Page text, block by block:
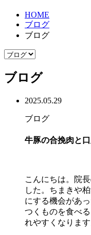
HOME
ブログ
ブログ
ブログ
2025.05.29
ブログ
牛豚の合挽肉と
こんにちは。院
した。ちまきや
にする機会があ
つくものを食べ
れやすくなりま